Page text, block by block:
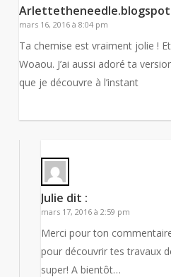
mars 16, 2016 à 8:04 pm
Ta chemise est vraiment jolie !
Woaou. J’ai aussi adoré ta
que je découvre à l’instant
Julie dit :
mars 17, 2016 à 2:59 pm
Merci pour ton
pour découvrir tes travaux
super! A bientôt…